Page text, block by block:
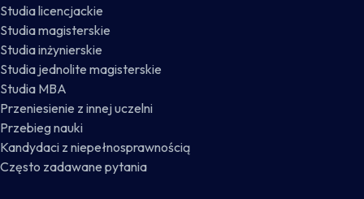
Studia licencjackie
Studia magisterskie
Studia inżynierskie
Studia jednolite magisterskie
Studia MBA
Przeniesienie z innej uczelni
Przebieg nauki
Kandydaci z niepełnosprawnością
Często zadawane pytania